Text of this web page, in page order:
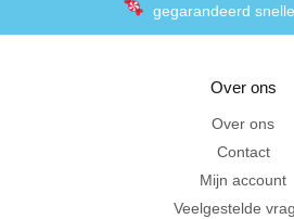
gegarandeerd
Al 20 jaar in
Over ons
Over ons
Contact
Mijn account
Veelgestelde